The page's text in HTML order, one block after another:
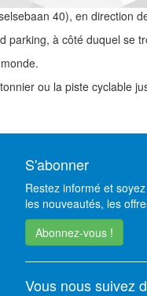
40), en direction
à côté duquel se
ou la piste cyclable
S'abonner
Restez informé et
les nouveautés, les
Abonnez-vous !
Vous nous suivez